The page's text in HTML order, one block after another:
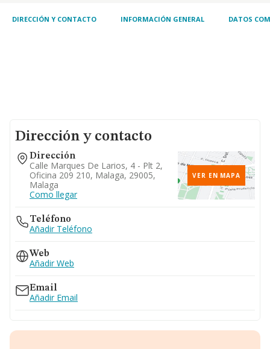
DIRECCIÓN Y CONTACTO INFORMACIÓN GENERAL DATOS
Dirección y contacto
Dirección
Calle Marques De Larios, 4 - Plt 2,
Oficina 209 210, Malaga, 29005,
Malaga
Como llegar
VER EN MAPA
Teléfono
Añadir Teléfono
Web
Añadir Web
Email
Añadir Email